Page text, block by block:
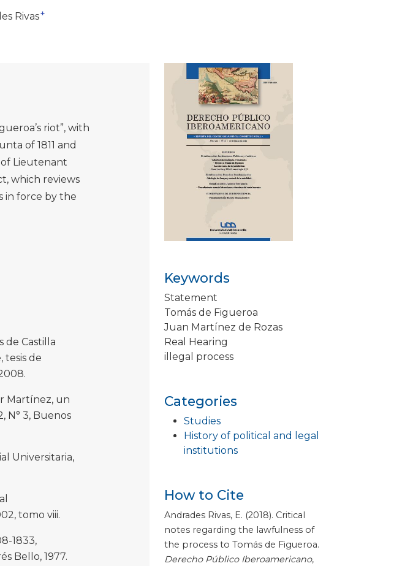
Rivas+
Keywords
Statement
Tomás de Figueroa
Juan Martínez de Rozas
Real Hearing
illegal process
Categories
Studies
History of political and legal
institutions
How to Cite
Andrades Rivas, E. (2018). Critical
notes regarding the lawfulness of
the process to Tomás de Figueroa.
Derecho Público Iberoamericano,
riot”, with
of 1811 and
Lieutenant
which reviews
in force by the
de Castilla
tesis de
Martínez, un
N° 3, Buenos
Universitaria,
tomo viii.
1833,
Bello, 1977.